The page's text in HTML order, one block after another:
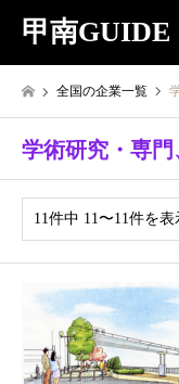
甲南GUIDE
全国の企業一覧
学術研究・専
11件中 11〜11件を表